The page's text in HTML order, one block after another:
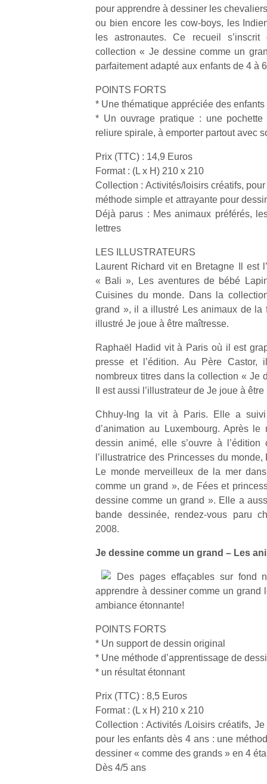
pour apprendre à dessiner les
ou bien encore les cow-boys, les
les astronautes. Ce recueil
collection « Je dessine comme un
parfaitement adapté aux enfants de 4 à
POINTS FORTS
* Une thématique appréciée des
* Un ouvrage pratique : une
reliure spirale, à emporter partout avec
Prix (TTC) : 14,9 Euros
Format : (L x H) 210 x 210
Collection : Activités/loisirs créatifs,
méthode simple et attrayante pour
Déjà parus : Mes animaux préférés,
lettres
LES ILLUSTRATEURS
Laurent Richard vit en Bretagne Il est
« Bali », Les aventures de bébé
Cuisines du monde. Dans la
grand », il a illustré Les animaux de la
illustré Je joue à être maîtresse.
Raphaël Hadid vit à Paris où il est
presse et l’édition. Au Père Castor,
nombreux titres dans la collection « Je
Il est aussi l’illustrateur de Je joue à
Chhuy-Ing Ia vit à Paris. Elle a
d’animation au Luxembourg. Après
dessin animé, elle s’ouvre à
l’illustratrice des Princesses du
Le monde merveilleux de la mer
comme un grand », de Fées et
dessine comme un grand ». Elle a
bande dessinée, rendez-vous paru
2008.
Je dessine comme un grand – Les
Des pages effaçables sur fond
apprendre à dessiner comme un grand
ambiance étonnante!
POINTS FORTS
* Un support de dessin original
* Une méthode d’apprentissage de
* un résultat étonnant
Prix (TTC) : 8,5 Euros
Format : (L x H) 210 x 210
Collection : Activités /Loisirs créatifs,
pour les enfants dès 4 ans : une
dessiner « comme des grands » en 4
Dès 4/5 ans
…
une
nouvelle
trottinette
mécanique
Les
enfants
débordent
souvent
Varier les
occupations
n’est pas
toujours
simple.
Conjuguer
divertissement,
Des
pour les
grands et
estivales
et avec le
l’occasion
rêvée
de…